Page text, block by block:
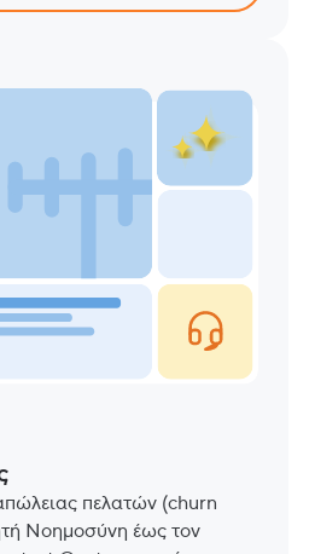
πελατών (churn
Νοημοσύνη έως τον